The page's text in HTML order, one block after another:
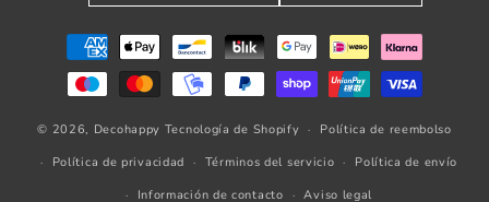
Formas
pago
© 2026, Decohappy Tecnología de Shopify
Política de reembolso
Política de privacidad
Términos del servicio
Política de envío
Información de contacto
Aviso legal